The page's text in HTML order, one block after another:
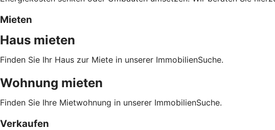
Mieten
Haus mieten
Finden Sie Ihr Haus zur Miete in unserer ImmobilienSuche.
Wohnung mieten
Finden Sie Ihre Mietwohnung in unserer ImmobilienSuche.
Verkaufen